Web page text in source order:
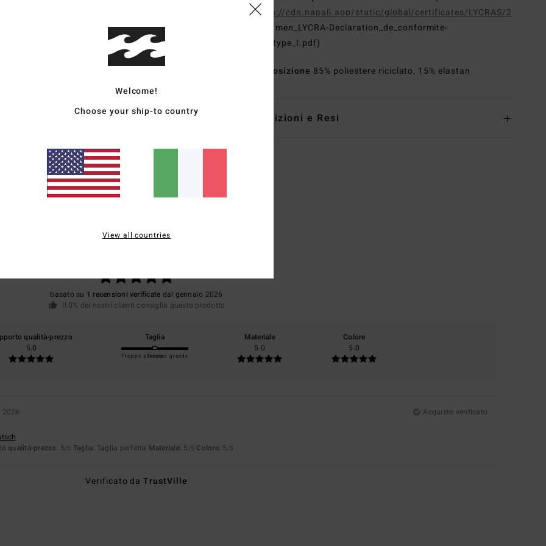
(http://cdn.napali.app/static/global/certificates/LYCRAS/261-
men_LYCRA-Declaration_de_conformite-
EPI_type_I.pdf)
Composizione 85% poliestere riciclato, 15% elastan
Spedizioni e Resi
5.0
basato su 1 recensioni verificate dal gennaio 2026
Il 0% dei nostri clienti consiglia questo prodotto
qualità-prezzo
5.0
Taglia
Troppo piccoloTroppo grande
Materiale
5.0
Colore
5.0
2026
Acquisto verificato
qualità-prezzo: 5/5 Taglia: Taglia perfetta Materiale: 5 /5 Colore: 5 /5
Verificato daTrustVille
Welcome!
Choose your ship-to country
View all countries